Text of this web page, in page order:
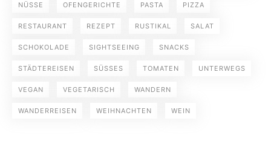
NÜSSE OFENGERICHTE PASTA PIZZA
RESTAURANT REZEPT RUSTIKAL SALAT
SCHOKOLADE SIGHTSEEING SNACKS
STÄDTEREISEN SÜSSES TOMATEN UNTERWEGS
VEGAN VEGETARISCH WANDERN
WANDERREISEN WEIHNACHTEN WEIN